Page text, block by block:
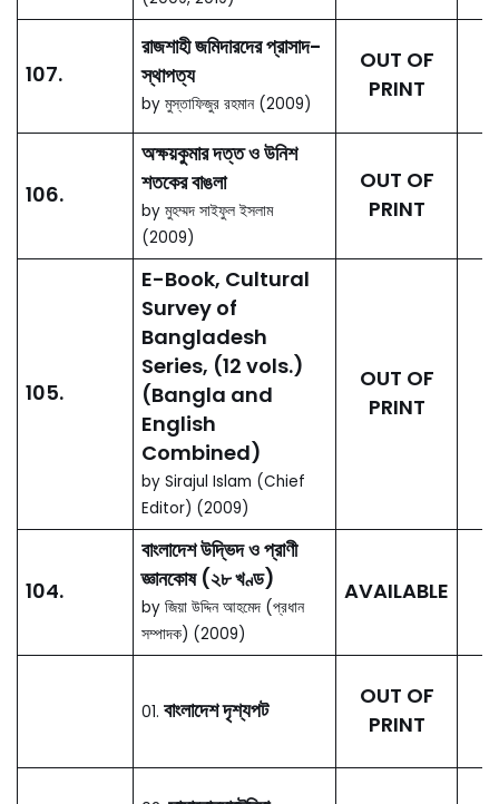
Capital Dhaka
and Beyond
(রাজধানী ঢাকার ৪০০ বছর ও
উত্তরকাল)
and Urban Development
by Roxana Hafiz, A K M
Golam Rabbani (Editors)
AVAILABLE
14.Dhaka in the
Liberation War
1971 (মুক্তিযুদ্ধে ঢাকা
১৯৭১)
by Mohit Ul Alam, Abu
Md. Delwar Hossain
(Editors)
15. রাজধানী ঢাকার ৪০০ বছর
ও উত্তরকাল
(400 Years of
Capital Dhaka
and Beyond)
প্রথম খণ্ড, রাজনীতি সমাজ প্রশাসন
(Politics Society
by আবদুল মমিন চৌধুরী, শরীফ
উদ্দিন আহমেদ (সম্পাদক)
AVAILABLE
16.রাজধানী ঢাকার ৪০০ বছর
ও উত্তরকাল